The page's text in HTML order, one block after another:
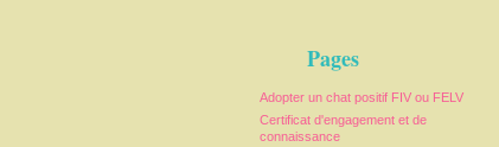
Pages
Adopter un chat positif FIV ou FELV
Certificat d'engagement et de
connaissance